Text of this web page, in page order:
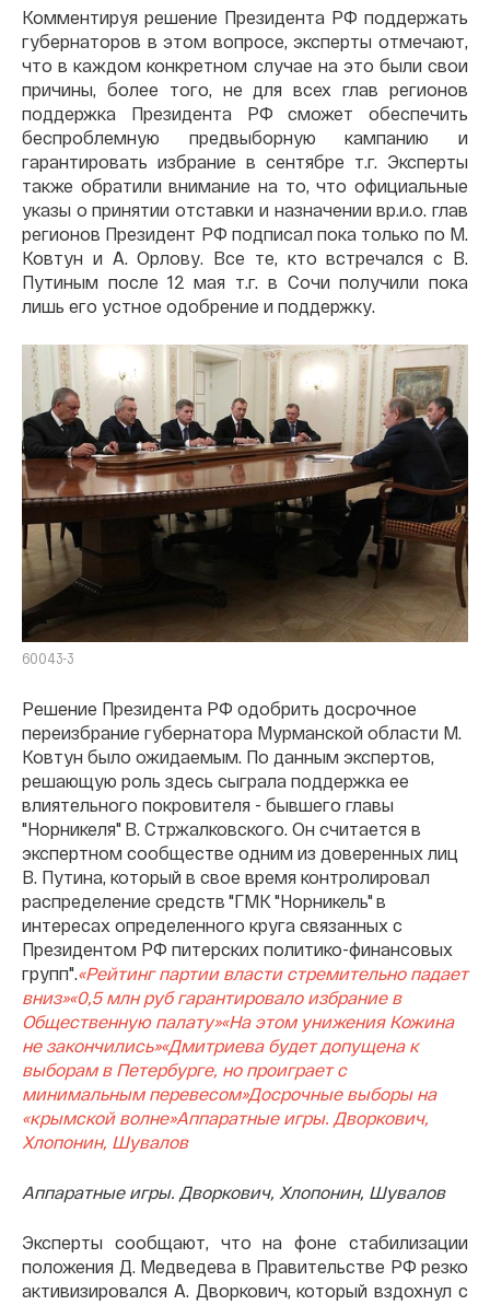
Комментируя решение Президента РФ поддержать
губернаторов в этом вопросе, эксперты отмечают,
что в каждом конкретном случае на это были свои
причины, более того, не для всех глав регионов
поддержка Президента РФ сможет обеспечить
беспроблемную предвыборную кампанию и
гарантировать избрание в сентябре т.г. Эксперты
также обратили внимание на то, что официальные
указы о принятии отставки и назначении вр.и.о. глав
регионов Президент РФ подписал пока только по М.
Ковтун и А. Орлову. Все те, кто встречался с В.
Путиным после 12 мая т.г. в Сочи получили пока
лишь его устное одобрение и поддержку.
60043-3
Решение Президента РФ одобрить досрочное
переизбрание губернатора Мурманской области М.
Ковтун было ожидаемым. По данным экспертов,
решающую роль здесь сыграла поддержка ее
влиятельного покровителя - бывшего главы
"Норникеля" В. Стржалковского. Он считается в
экспертном сообществе одним из доверенных лиц
В. Путина, который в свое время контролировал
распределение средств "ГМК "Норникель" в
интересах определенного круга связанных с
Президентом РФ питерских политико-финансовых
групп".«Рейтинг партии власти стремительно падает
вниз»«0,5 млн руб гарантировало избрание в
Общественную палату»«На этом унижения Кожина
не закончились»«Дмитриева будет допущена к
выборам в Петербурге, но проиграет с
минимальным перевесом»Досрочные выборы на
«крымской волне»Аппаратные игры. Дворкович,
Хлопонин, Шувалов
Аппаратные игры. Дворкович, Хлопонин, Шувалов
Эксперты сообщают, что на фоне стабилизации
положения Д. Медведева в Правительстве РФ резко
активизировался А. Дворкович, который вздохнул с